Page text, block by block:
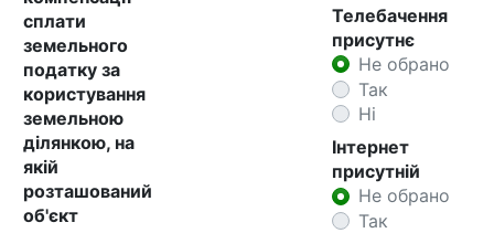
сплати
земельного
податку за
користування
земельною
ділянкою, на
якій
розташований
об'єкт
Телебачення
присутнє
Не обрано
Так
Ні
Інтернет
присутній
Не обрано
Так